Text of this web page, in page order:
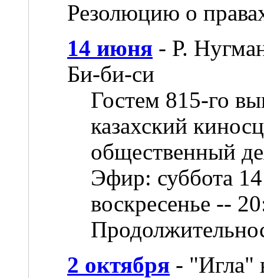
Резолюцию о
14 июня - Р.
Би-би-си
Гостем 815-го
казахский
общественный
Эфир: суббота
воскресенье --
2 октября - "Игла"